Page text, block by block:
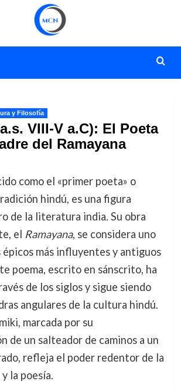
y Filosofía
VIII-V a.C): El Poeta
del Ramayana
como el «primer poeta» o
hindú, es una figura
de la literatura india. Su obra
el Ramayana, se considera uno
épicos más influyentes y antiguos
poema, escrito en sánscrito, ha
de los siglos y sigue siendo
angulares de la cultura hindú.
marcada por su
de un salteador de caminos a un
refleja el poder redentor de la
la poesía.